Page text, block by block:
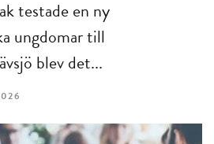
testade en ny
ungdomar till
blev det...